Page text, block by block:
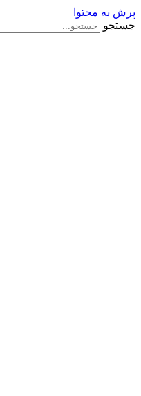
پرش به محتوا
جستجو